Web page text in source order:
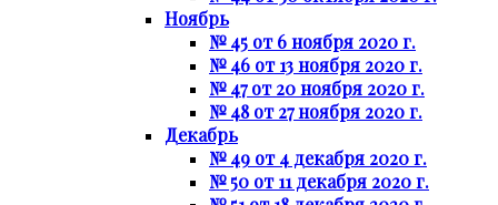
Ноябрь
№ 45 от 6 ноября 2020 г.
№ 46 от 13 ноября 2020 г.
№ 47 от 20 ноября 2020 г.
№ 48 от 27 ноября 2020 г.
Декабрь
№ 49 от 4 декабря 2020 г.
№ 50 от 11 декабря 2020 г.